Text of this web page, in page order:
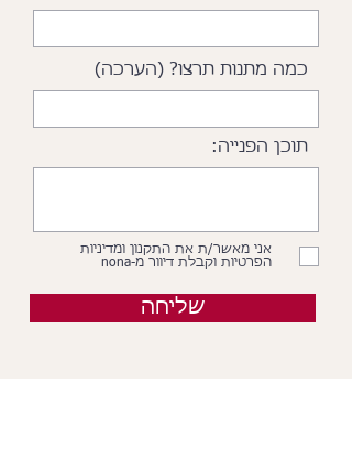
כמה מתנות תרצו? (הערכה)
תוכן הפנייה:
אני מאשר/ת את התקנון ומדיניות
הפרטיות וקבלת דיוור מ-nona
שליחה